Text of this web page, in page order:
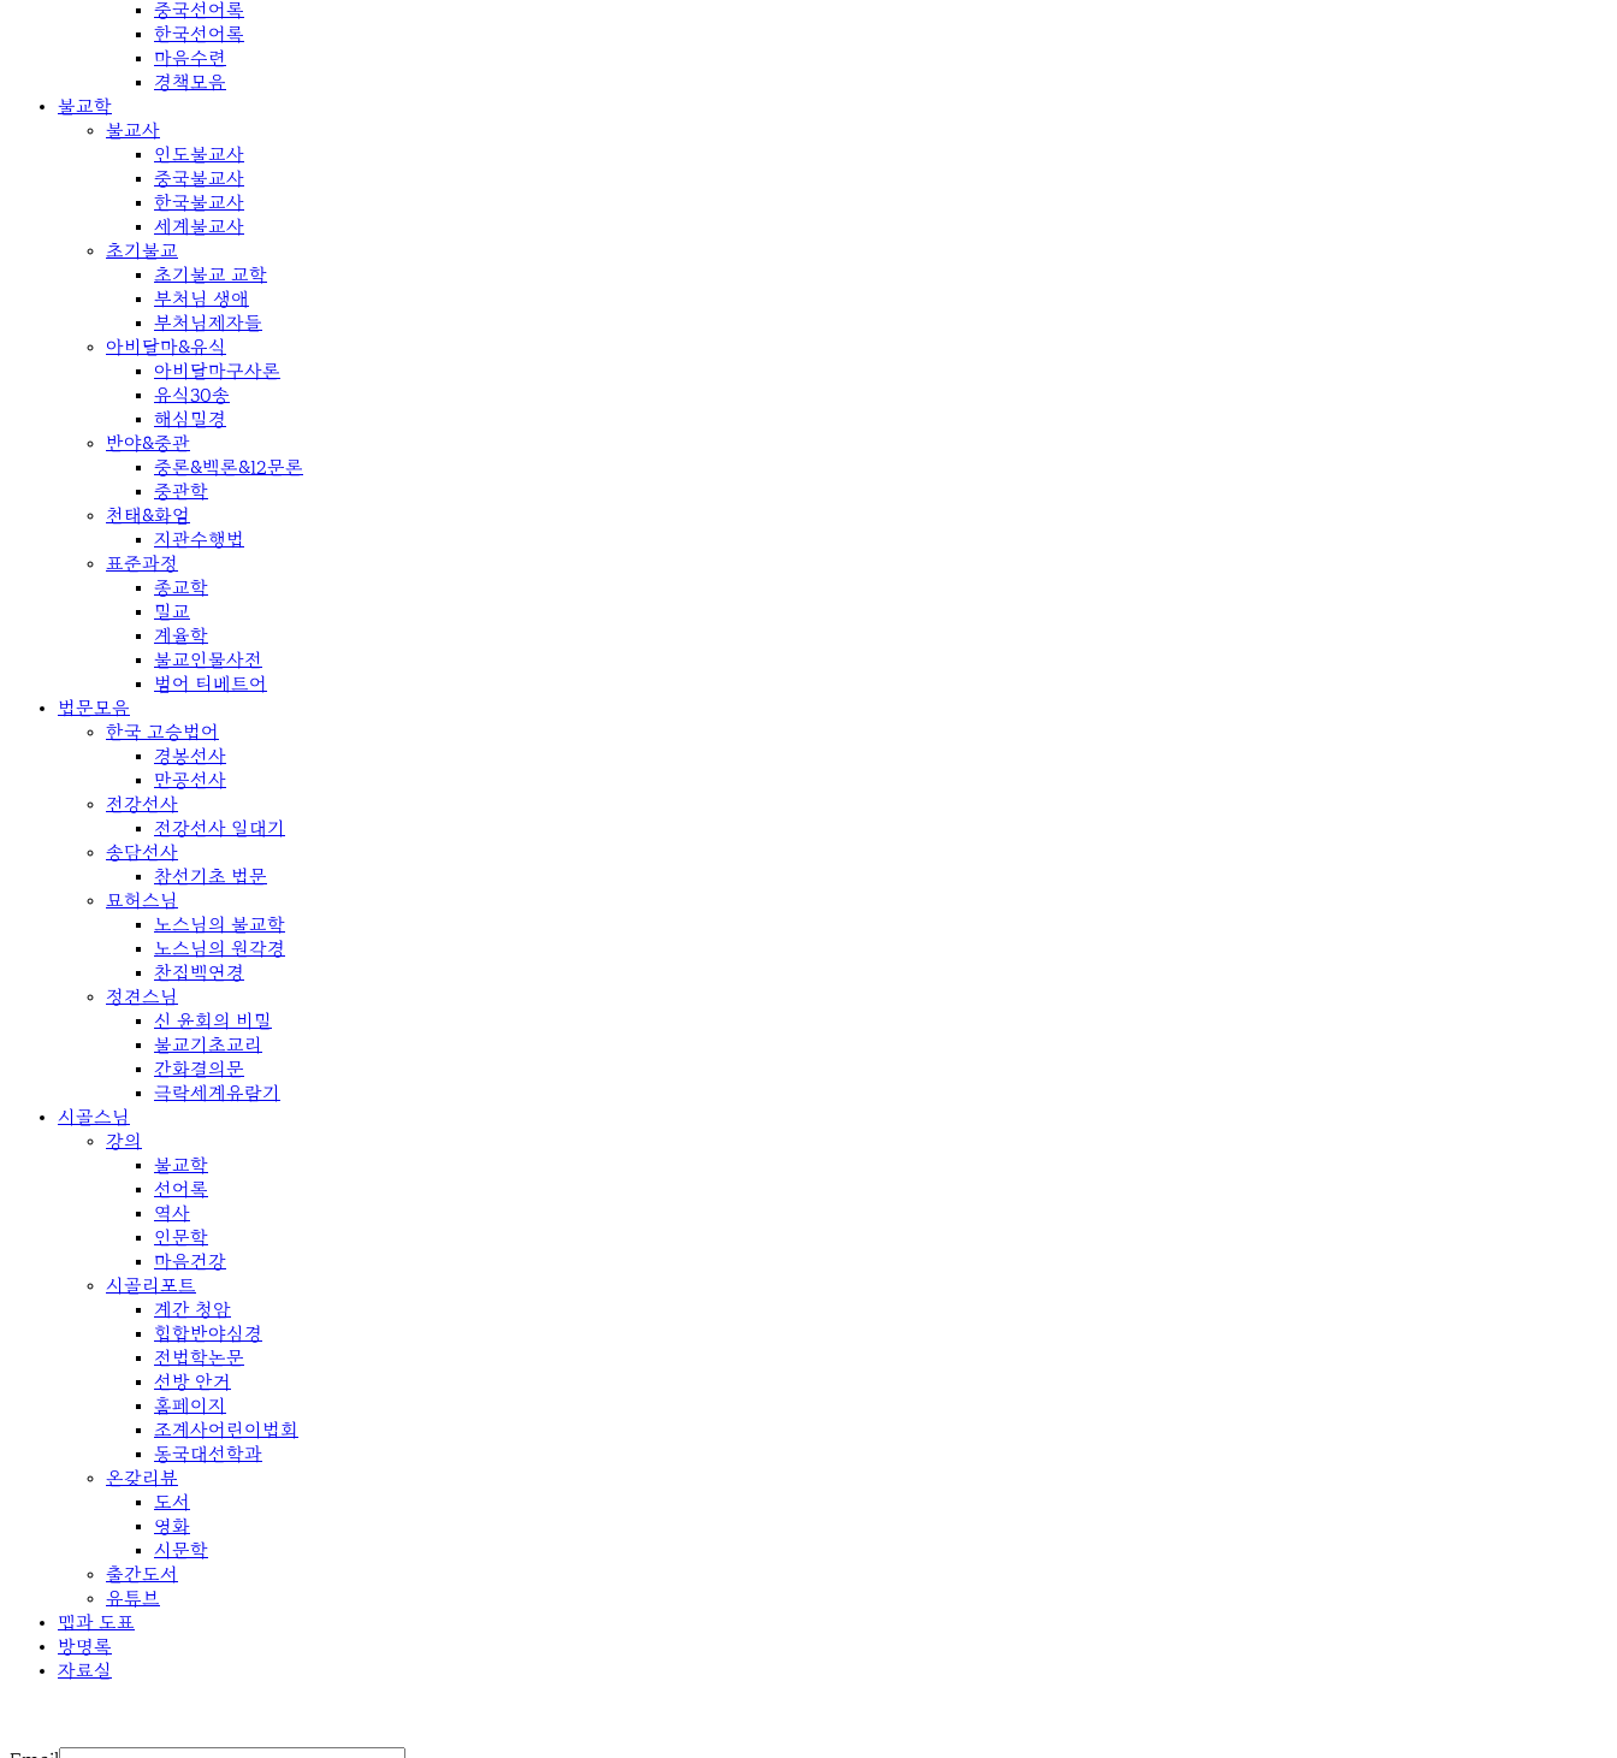
중국선어록
한국선어록
마음수련
경책모음
불교학
불교사
인도불교사
중국불교사
한국불교사
세계불교사
초기불교
초기불교 교학
부처님 생애
부처님제자들
아비달마&유식
아비달마구사론
유식30송
해심밀경
반야&중관
중론&백론&12문론
중관학
천태&화엄
지관수행법
표준과정
종교학
밀교
계율학
불교인물사전
범어 티베트어
법문모음
한국 고승법어
경봉선사
만공선사
전강선사
전강선사 일대기
송담선사
참선기초 법문
묘허스님
노스님의 불교학
노스님의 원각경
찬집백연경
정견스님
신 윤회의 비밀
불교기초교리
간화결의문
극락세계유람기
시골스님
강의
불교학
선어록
역사
인문학
마음건강
시골리포트
계간 청암
힙합반야심경
전법학논문
선방 안거
홈페이지
조계사어린이법회
동국대선학과
온갖리뷰
도서
영화
시문학
출간도서
유튜브
맵과 도표
방명록
자료실